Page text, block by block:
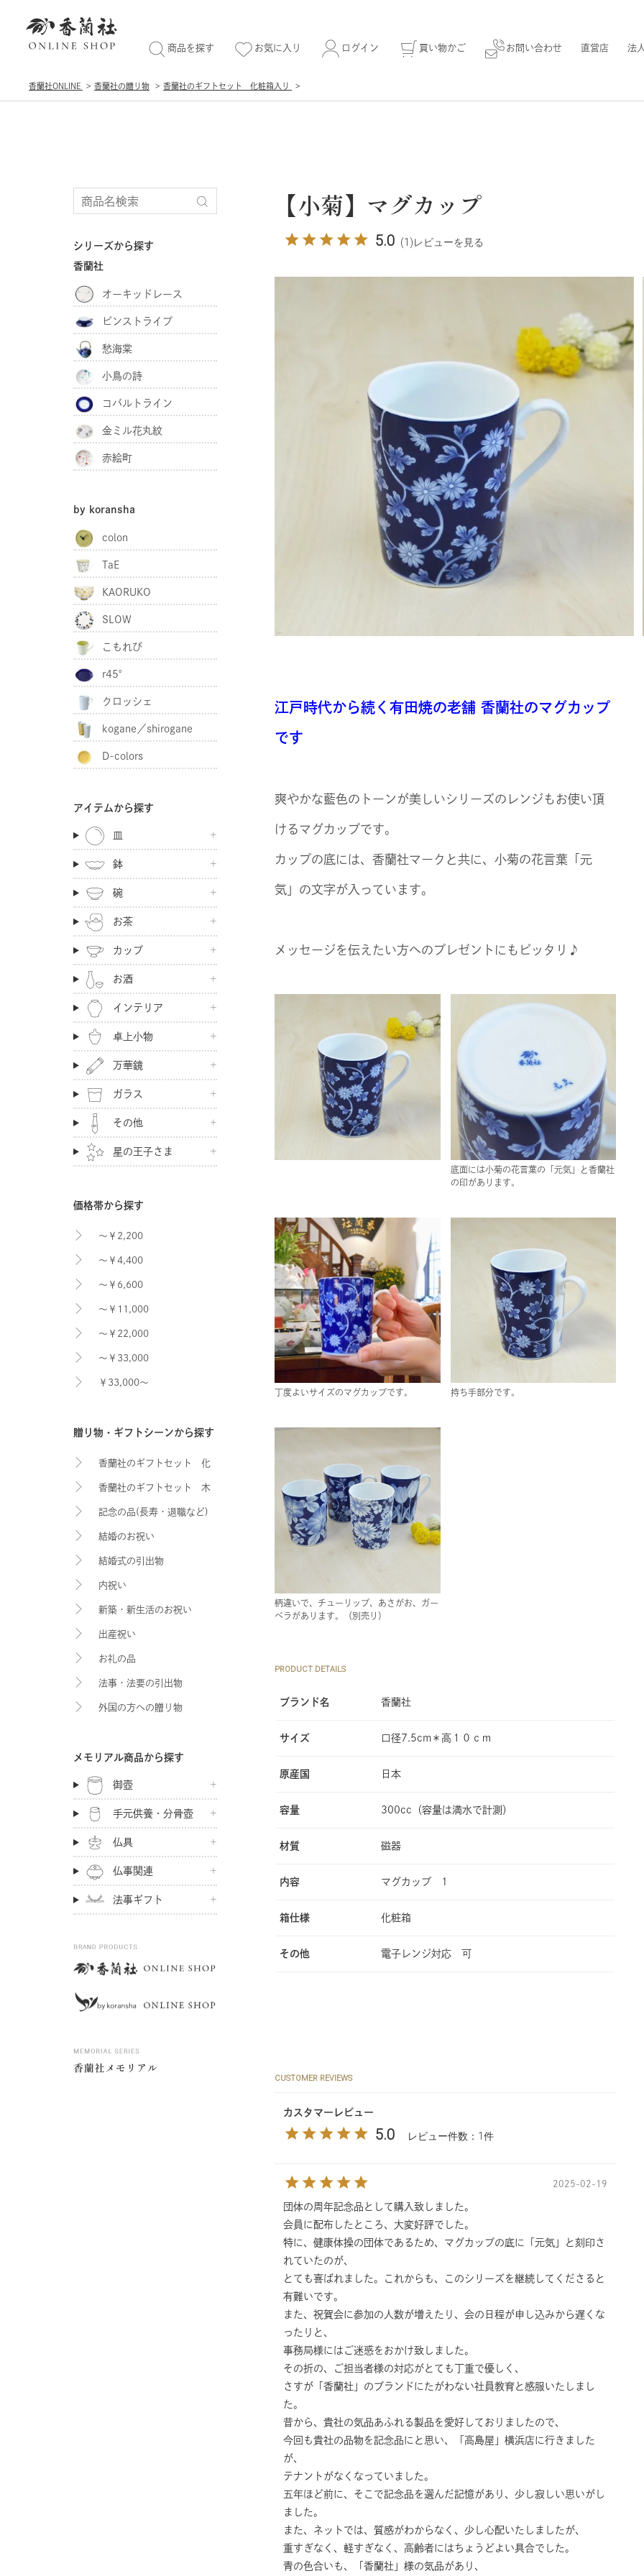
商品を探す お気に入り ログイン 買い物かご お問い合わせ 直営店 法
香蘭社ONLINE 香蘭社の贈り物 香蘭社のギフトセット 化粧箱入り
【小菊】マグカップ
5.0 (1)レビューを見る
江戸時代から続く有田焼の老舗 香蘭社のマグカップ
です
爽やかな藍色のトーンが美しいシリーズのレンジもお使い頂
けるマグカップです。
カップの底には、香蘭社マークと共に、小菊の花言葉「元
気」の文字が入っています。
メッセージを伝えたい方へのプレゼントにもピッタリ♪
底面には小菊の花言葉の「元気」と香蘭社
の印があります。
丁度よいサイズのマグカップです。 持ち手部分です。
柄違いで、チューリップ、あさがお、ガー
ベラがあります。（別売り）
PRODUCT DETAILS
ブランド名 香蘭社
サイズ 口径7.5cm＊高１０ｃｍ
原産国 日本
容量 300cc（容量は満水で計測）
材質 磁器
内容 マグカップ 1
箱仕様 化粧箱
その他 電子レンジ対応 可
CUSTOMER REVIEWS
カスタマーレビュー
5.0 レビュー件数：1件
2025-02-19
団体の周年記念品として購入致しました。
会員に配布したところ、大変好評でした。
特に、健康体操の団体であるため、マグカップの底に「元気」と刻印さ
れていたのが、
とても喜ばれました。これからも、このシリーズを継続してくださると
有難いです。
また、祝賀会に参加の人数が増えたり、会の日程が申し込みから遅くな
ったりと、
事務局様にはご迷惑をおかけ致しました。
その折の、ご担当者様の対応がとても丁重で優しく、
さすが「香蘭社」のブランドにたがわない社員教育と感服いたしまし
た。
昔から、貴社の気品あふれる製品を愛好しておりましたので、
今回も貴社の品物を記念品にと思い、「高島屋」横浜店に行きました
が、
テナントがなくなっていました。
五年ほど前に、そこで記念品を選んだ記憶があり、少し寂しい思いがし
ました。
また、ネットでは、質感がわからなく、少し心配いたしましたが、
重すぎなく、軽すぎなく、高齢者にはちょうどよい具合でした。
青の色合いも、「香蘭社」様の気品があり、
シリーズから探す
香蘭社
オーキッドレース
ピンストライプ
愁海棠
小鳥の詩
コバルトライン
金ミル花丸紋
赤絵町
by koransha
colon
TaE
KAORUKO
SLOW
こもれび
r45°
クロッシェ
kogane／shirogane
D-colors
アイテムから探す
皿
鉢
碗
お茶
カップ
お酒
インテリア
卓上小物
万華鏡
ガラス
その他
星の王子さま
価格帯から探す
～￥2,200
～￥4,400
～￥6,600
～￥11,000
～￥22,000
～￥33,000
￥33,000～
贈り物・ギフトシーンから探す
香蘭社のギフトセット 化
粧箱入り
香蘭社のギフトセット 木
箱入り
記念の品(長寿・退職など)
結婚のお祝い
結婚式の引出物
内祝い
新築・新生活のお祝い
出産祝い
お礼の品
法事・法要の引出物
外国の方への贈り物
メモリアル商品から探す
御壺
手元供養・分骨壺
仏具
仏事関連
法事ギフト